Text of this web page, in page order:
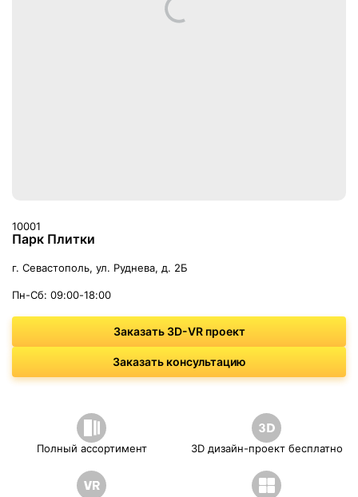
10001
Парк Плитки
г. Севастополь, ул. Руднева, д. 2Б
Пн-Сб: 09:00-18:00
Заказать 3D-VR проект
Заказать консультацию
Полный ассортимент 3D дизайн-проект бесплатно